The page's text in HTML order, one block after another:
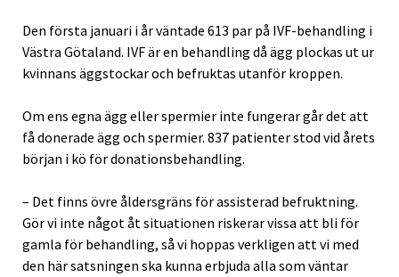
Den första januari i år väntade 613 par på IVF-behandling i
Västra Götaland. IVF är en behandling då ägg plockas ut ur
kvinnans äggstockar och befruktas utanför kroppen.
Om ens egna ägg eller spermier inte fungerar går det att
få donerade ägg och spermier. 837 patienter stod vid årets
början i kö för donationsbehandling.
– Det finns övre åldersgräns för assisterad befruktning.
Gör vi inte något åt situationen riskerar vissa att bli för
gamla för behandling, så vi hoppas verkligen att vi med
den här satsningen ska kunna erbjuda alla som väntar